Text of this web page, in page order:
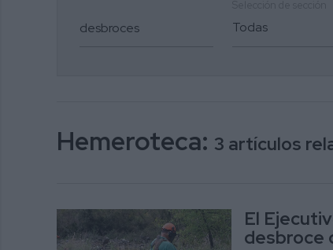
Hemeroteca: 3 artículos
El
desbroce